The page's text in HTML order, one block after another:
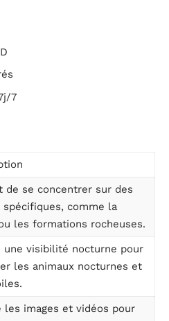
7
de se concentrer sur des
spécifiques, comme la
les formations rocheuses.
une visibilité nocturne pour
les animaux nocturnes et
les images et vidéos pour